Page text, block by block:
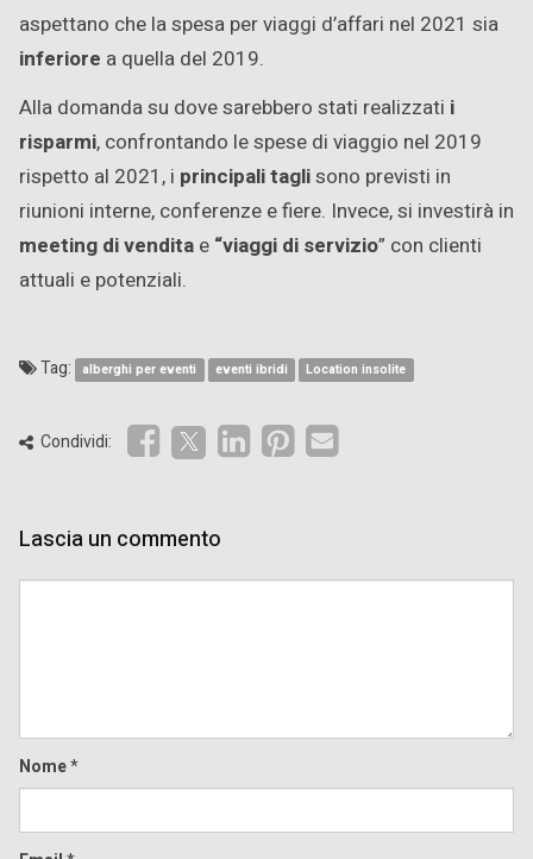
aspettano che la spesa per viaggi d’affari nel 2021 sia
inferiore a quella del 2019.
Alla domanda su dove sarebbero stati realizzati i
risparmi, confrontando le spese di viaggio nel 2019
rispetto al 2021, i principali taglisono previsti in
riunioni interne, conferenze e fiere. Invece, si investirà in
meeting di vendita e “viaggi di servizio” con clienti
attuali e potenziali.
Tag: alberghi per eventi eventi ibridi Location insolite
Condividi:
Lascia un commento
Nome*